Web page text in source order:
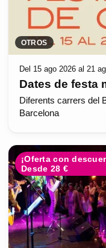
OTROS
Del 15 ago 2026 al 21
Dates de festa
Diferents carrers del
Barcelona
¡Oferta con
Desde 28 €